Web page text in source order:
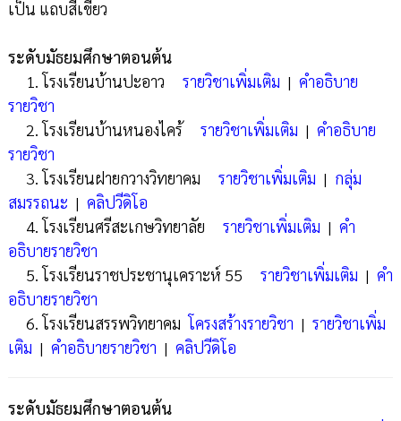
เป็น แถบสีเขียว
ระดับมัธยมศึกษาตอนต้น
1. โรงเรียนบ้านปะอาว รายวิชาเพิ่มเติม | คำอธิบาย
รายวิชา
2. โรงเรียนบ้านหนองไคร้ รายวิชาเพิ่มเติม | คำอธิบาย
รายวิชา
3. โรงเรียนฝายกวางวิทยาคม รายวิชาเพิ่มเติม | กลุ่ม
สมรรถนะ | คลิปวีดิโอ
4. โรงเรียนศรีสะเกษวิทยาลัย รายวิชาเพิ่มเติม | คำ
อธิบายรายวิชา
5. โรงเรียนราชประชานุเคราะห์ 55 รายวิชาเพิ่มเติม | คำ
อธิบายรายวิชา
6. โรงเรียนสรรพวิทยาคมโครงสร้างรายวิชา | รายวิชาเพิ่ม
เติม | คำอธิบายรายวิชา | คลิปวีดิโอ
ระดับมัธยมศึกษาตอนต้น